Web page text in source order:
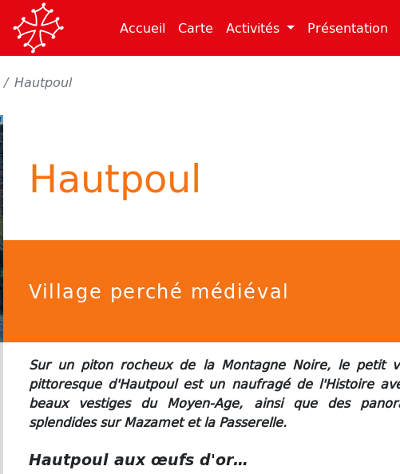
Accueil (current)
Carte (current)
Activités Présentation
Hautpoul
Hautpoul
Village perché médiéval
Sur un piton rocheux de la Montagne Noire, le petit
pittoresque d'Hautpoul est un naufragé de l'Histoire
beaux vestiges du Moyen-Age, ainsi que des
splendides sur Mazamet et la Passerelle.
Hautpoul aux œufs d'or…